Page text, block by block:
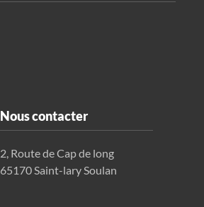
Nous contacter
2, Route de Cap de long
65170 Saint-lary Soulan